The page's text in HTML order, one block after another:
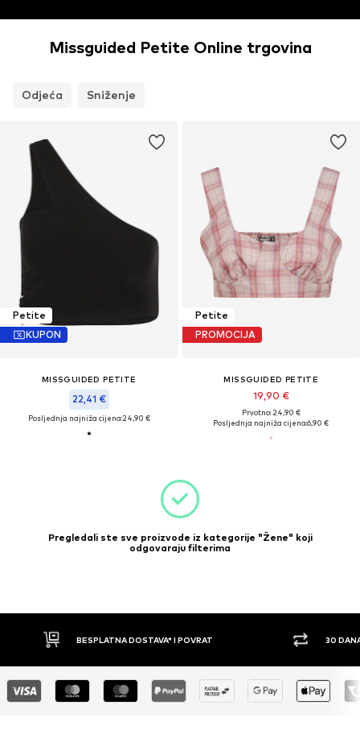
Missguided Petite Online trgovina
Odjeća Sniženje
Petite
KUPON
MISSGUIDED PETITE
22,41 €
Posljednja najniža cijena:24,90 €
Petite
PROMOCIJA
MISSGUIDED PETITE
19,90 €
Prvotno: 24,90 €
Posljednja najniža cijena:6,90 €
Pregledali ste sve proizvode iz kategorije "Žene" koji
odgovaraju filterima
BESPLATNA DOSTAVA* I POVRAT 30